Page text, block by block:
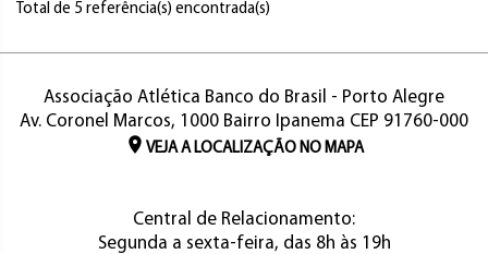
Total de 5 referência(s) encontrada(s)
Associação Atlética Banco do Brasil - Porto Alegre
Av. Coronel Marcos, 1000 Bairro Ipanema CEP 91760-000
VEJA A LOCALIZAÇÃO NO MAPA
Central de Relacionamento:
Segunda a sexta-feira, das 8h às 19h